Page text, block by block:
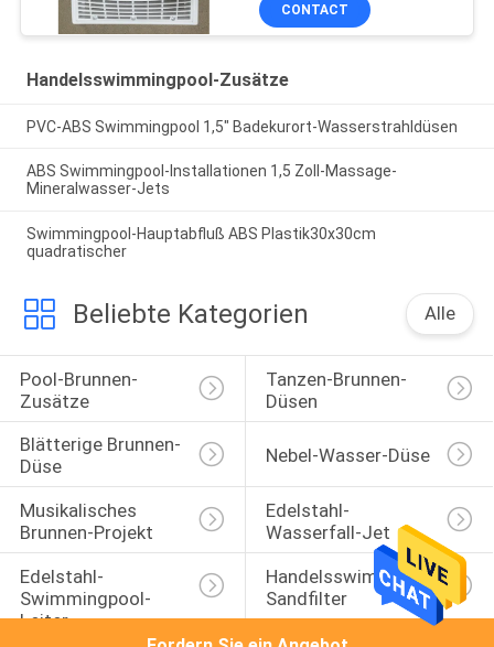
CONTACT
Handelsswimmingpool-Zusätze
PVC-ABS Swimmingpool 1,5" Badekurort-Wasserstrahldüsen
ABS Swimmingpool-Installationen 1,5 Zoll-Massage-
Mineralwasser-Jets
Swimmingpool-Hauptabfluß ABS Plastik30x30cm
quadratischer
Beliebte Kategorien Alle
Pool-Brunnen-
Zusätze
Tanzen-Brunnen-
Düsen
Blätterige Brunnen-
Düse
Nebel-Wasser-Düse
Musikalisches
Brunnen-Projekt
Edelstahl-
Wasserfall-Jet
Edelstahl-
Swimmingpool-
Leiter
Handelsswimmingpool-
Sandfilter